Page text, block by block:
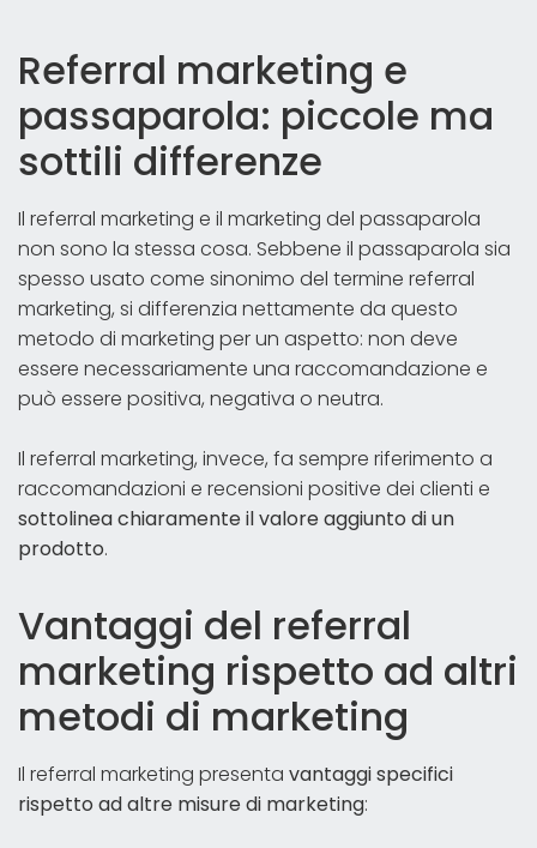
Referral marketing e
passaparola: piccole ma
sottili differenze
Il referral marketing e il marketing del passaparola
non sono la stessa cosa. Sebbene il passaparola sia
spesso usato come sinonimo del termine referral
marketing, si differenzia nettamente da questo
metodo di marketing per un aspetto: non deve
essere necessariamente una raccomandazione e
può essere positiva, negativa o neutra.
Il referral marketing, invece, fa sempre riferimento a
raccomandazioni e recensioni positive dei clienti e
sottolinea chiaramente il valore aggiunto di un
prodotto.
Vantaggi del referral
marketing rispetto ad altri
metodi di marketing
Il referral marketing presenta vantaggi specifici
rispetto ad altre misure di marketing: